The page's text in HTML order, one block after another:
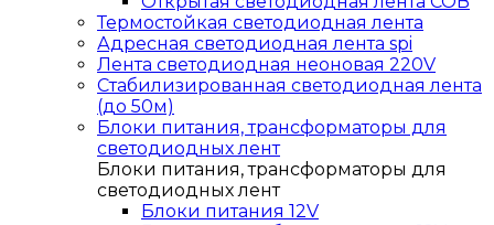
Термостойкая светодиодная лента
Адресная светодиодная лента spi
Лента светодиодная неоновая 220V
Стабилизированная светодиодная лента
(до 50м)
Блоки питания, трансформаторы для
светодиодных лент
Блоки питания, трансформаторы для
светодиодных лент
Блоки питания 12V